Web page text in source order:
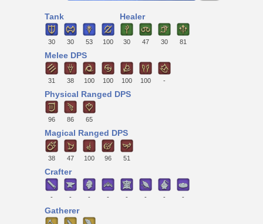
Tank
30 30 53 100
Healer
30 47 30 81
Melee DPS
31 38 100 100 100 100 -
Physical Ranged DPS
96 86 65
Magical Ranged DPS
38 47 100 96 51
Crafter
- - - - - - - -
Gatherer